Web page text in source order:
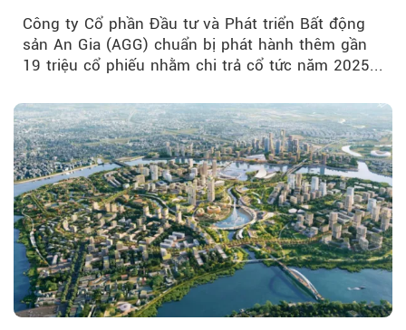
Công ty Cổ phần Đầu tư và Phát triển Bất động
sản An Gia (AGG) chuẩn bị phát hành thêm gần
19 triệu cổ phiếu nhằm chi trả cổ tức năm 2025...